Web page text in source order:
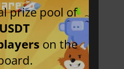
prize pool of
on the